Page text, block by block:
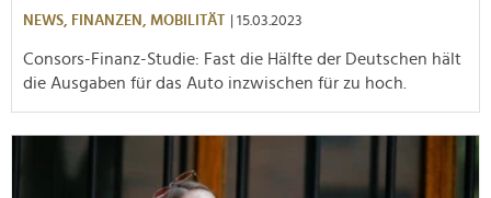
NEWS, FINANZEN, MOBILITÄT | 15.03.2023
Consors-Finanz-Studie: Fast die Hälfte der Deutschen hält
die Ausgaben für das Auto inzwischen für zu hoch.